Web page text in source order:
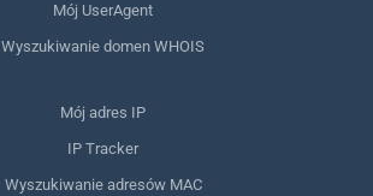
Mój UserAgent
Wyszukiwanie domen WHOIS
Mój adres IP
IP Tracker
Wyszukiwanie adresów MAC